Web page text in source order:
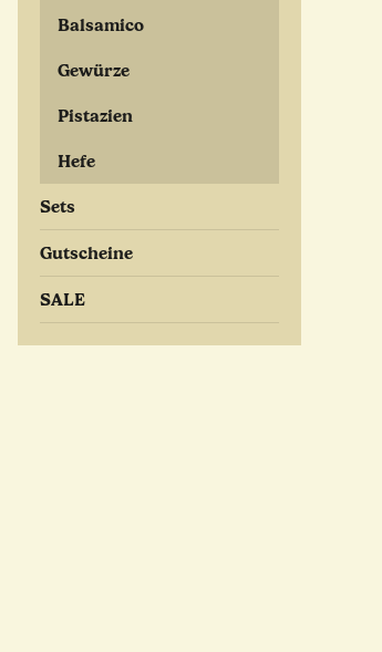
Balsamico
Gewürze
Pistazien
Hefe
Sets
Gutscheine
SALE